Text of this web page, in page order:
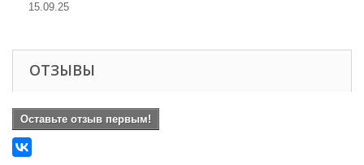
15.09.25
ОТЗЫВЫ
Оставьте отзыв первым!